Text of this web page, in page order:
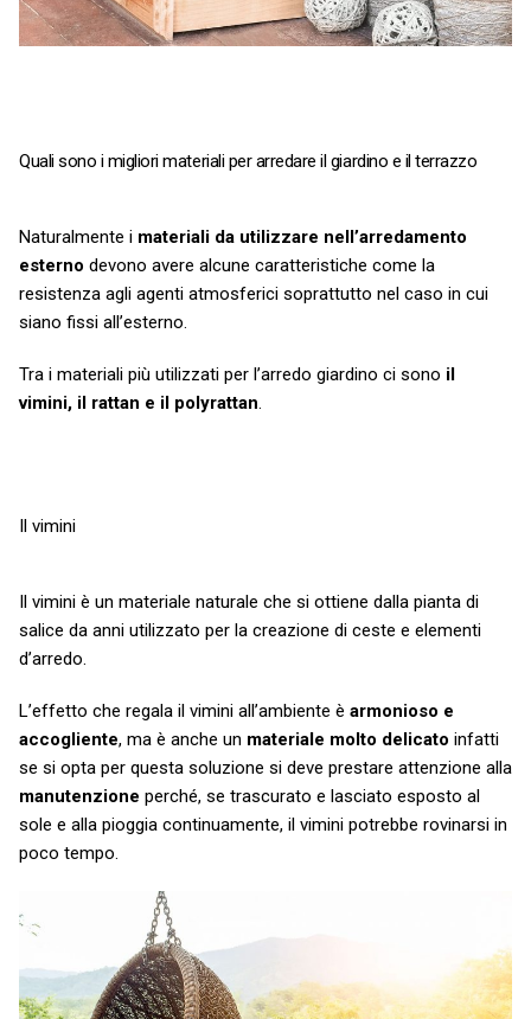
Quali sono i migliori materiali per arredare il giardino e il terrazzo
Naturalmente i materiali da utilizzare nell’arredamento
esterno devono avere alcune caratteristiche come la
resistenza agli agenti atmosferici soprattutto nel caso in cui
siano fissi all’esterno.
Tra i materiali più utilizzati per l’arredo giardino ci sono il
vimini, il rattan e il polyrattan.
Il vimini
Il vimini è un materiale naturale che si ottiene dalla pianta di
salice da anni utilizzato per la creazione di ceste e elementi
d’arredo.
L’effetto che regala il vimini all’ambiente è armonioso e
accogliente, ma è anche un materiale molto delicato infatti
se si opta per questa soluzione si deve prestare attenzione alla
manutenzione perché, se trascurato e lasciato esposto al
sole e alla pioggia continuamente, il vimini potrebbe rovinarsi in
poco tempo.